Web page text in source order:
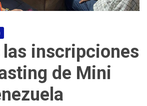
inscripciones
de Mini